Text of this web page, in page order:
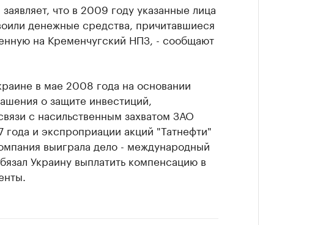
что в 2009 году указанные лица
денежные средства, причитавшиеся
на Кременчугский НПЗ, - сообщают
в мае 2008 года на основании
о защите инвестиций,
с насильственным захватом ЗАО
года и экспроприации акций "Татнефти"
выиграла дело - международный
Украину выплатить компенсацию в